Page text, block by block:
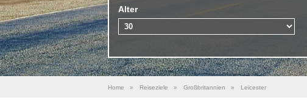
Alter
Home » Reiseziele » Großbritannien » Leicester